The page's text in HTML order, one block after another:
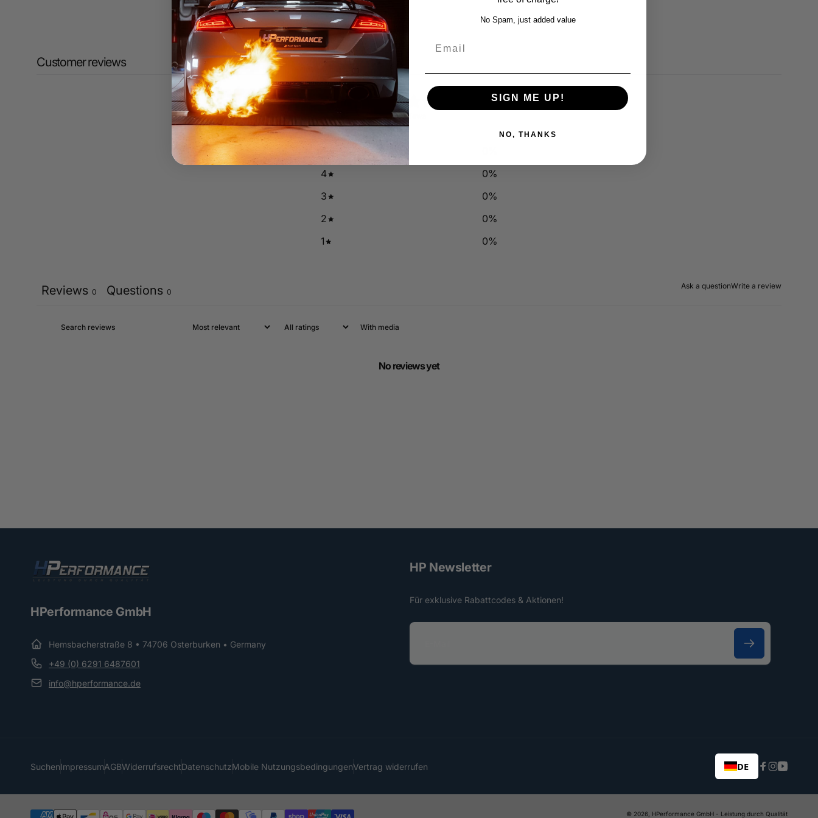
Customer reviews
0 0 reviews
5
4
0%
3
0%
2
0%
1
0%
Ask a questionWrite a review
Reviews 0 Questions 0
With media
No reviews yet
HPerformance GmbH
Hemsbacherstraße 8 • 74706 Osterburken • Germany
+49 (0) 6291 6487601
info@hperformance.de
HP Newsletter
Für exklusive Rabattcodes & Aktionen!
E
SuchenImpressumAGBWiderrufsrechtDatenschutzMobile NutzungsbedingungenVertrag widerrufen DE
Facebook
Instagram
© 2026, HPerformance GmbH - Leistung durch Qualität
No Spam, just added value
SIGN ME UP!
NO, THANKS